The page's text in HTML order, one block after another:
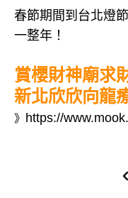
春節期間到台北燈
一整年！
賞櫻財神廟求
新北欣欣向龍
》 https://